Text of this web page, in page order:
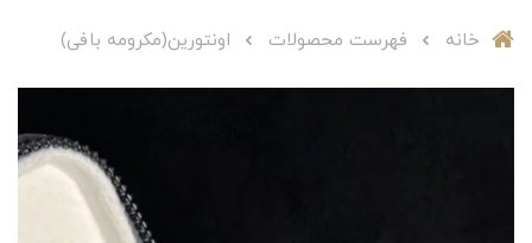
خانه فهرست محصولات اونتورین(مکرومه بافی)